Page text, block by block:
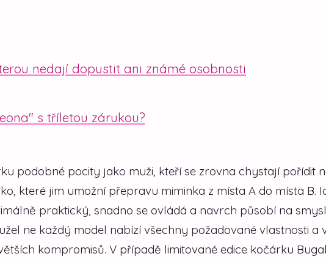
nedají dopustit ani známé osobnosti
s tříletou zárukou?
podobné pocity jako muži, kteří se zrovna chystají pořídit
které jim umožní přepravu miminka z místa A do místa B.
praktický, snadno se ovládá a navrch působí na
ne každý model nabízí všechny požadované vlastnosti a
kompromisů. V případě limitované edice kočárku